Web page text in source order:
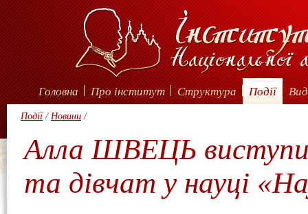
Головна Про інститут Структура Події
Події/ Новини /
Алла ШВЕЦЬ
та дівчат у науці